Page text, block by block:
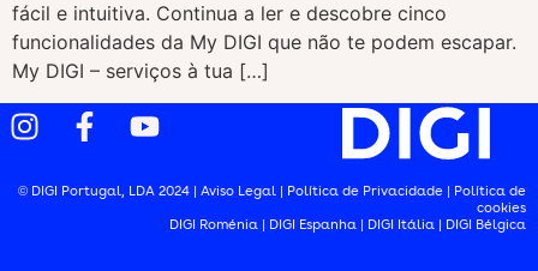
fácil e intuitiva. Continua a ler e descobre cinco
funcionalidades da My DIGI que não te podem escapar.
My DIGI – serviços à tua […]
© DIGI Portugal, LDA 2024 | Aviso Legal | Política de Privacidade | Política de
cookies
DIGI Roménia | DIGI Espanha | DIGI Itália | DIGI Bélgica